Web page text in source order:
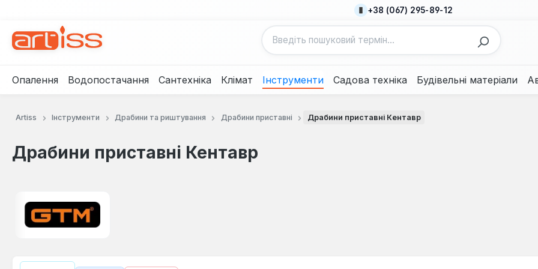
+38 (067) 295-89-12
Опалення Водопостачання Сантехніка Клімат Інструменти Садова техніка Будівельні матеріали
Artiss Інструменти Драбини та риштування Драбини приставні Драбини приставні Кентавр
Драбини приставні Кентавр